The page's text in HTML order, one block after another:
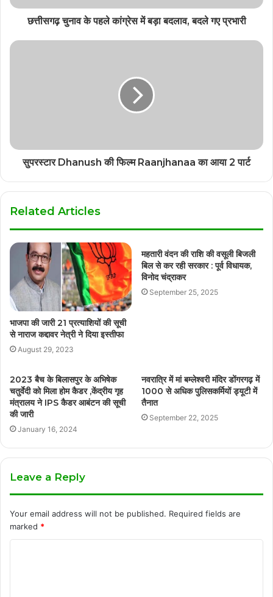
छत्तीसगढ़ चुनाव के पहले कांग्रेस में बड़ा बदलाव, बदले गए प्रभारी
सुपरस्टार Dhanush की फिल्म Raanjhanaa का आया 2 पार्ट
Related Articles
भाजपा की जारी 21 प्रत्याशियों की सूची
से नाराज कद्दावर नेत्री ने दिया इस्तीफा
August 29, 2023
महतारी वंदन की राशि की वसूली बिजली
बिल से कर रही सरकार : पूर्व विधायक,
विनोद चंद्राकर
September 25, 2025
2023 बैच के बिलासपुर के अभिषेक
चतुर्वेदी को मिला होम कैडर ,केंद्रीय गृह
मंत्रालय ने IPS कैडर आबंटन की सूची
की जारी
January 16, 2024
नवरात्रि में मां बम्लेश्वरी मंदिर डोंगरगढ़ में
1000 से अधिक पुलिसकर्मियों ड्यूटी में
तैनात
September 22, 2025
Leave a Reply
Your email address will not be published. Required fields are
marked *